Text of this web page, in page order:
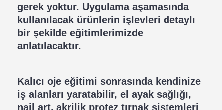
gerek yoktur. Uygulama aşamasında
kullanılacak ürünlerin işlevleri detaylı
bir şekilde eğitimlerimizde
anlatılacaktır.
Kalıcı oje eğitimi sonrasında kendinize
iş alanları yaratabilir, el ayak sağlığı,
nail art, akrilik protez tırnak sistemleri